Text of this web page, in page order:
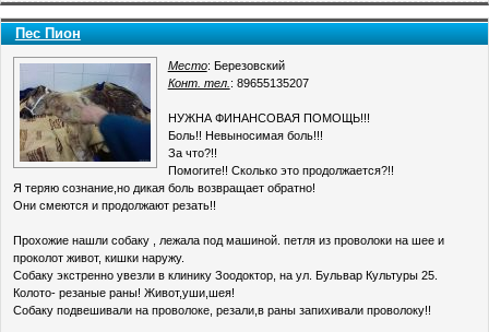
Пес Пион
Место: Березовский
Конт. тел. : 89655135207
НУЖНА ФИНАНСОВАЯ ПОМОЩЬ!!!
Боль!! Невыносимая боль!!!
За что?!!
Помогите!! Сколько это продолжается?!!
Я теряю сознание,но дикая боль возвращает обратно!
Они смеются и продолжают резать!!
Прохожие нашли собаку , лежала под машиной. петля из проволоки на шее и
проколот живот, кишки наружу.
Собаку экстренно увезли в клинику Зоодоктор, на ул. Бульвар Культуры 25.
Колото- резаные раны! Живот,уши,шея!
Собаку подвешивали на проволоке, резали,в раны запихивали проволоку!!